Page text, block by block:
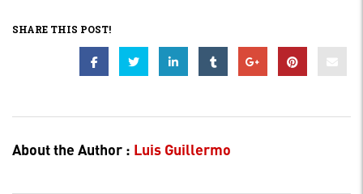
SHARE THIS POST!
About the Author : Luis Guillermo